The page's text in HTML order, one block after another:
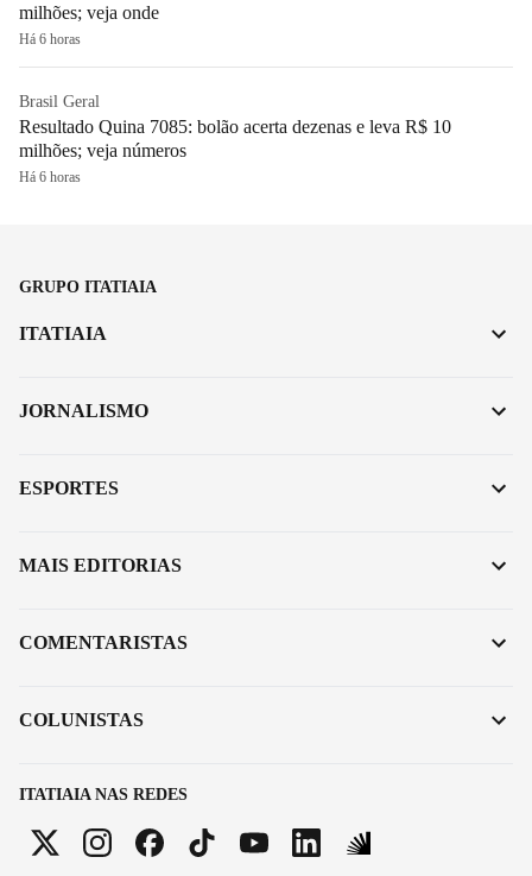
milhões; veja onde
Há 6 horas
Brasil Geral
Resultado Quina 7085: bolão acerta dezenas e leva R$ 10
milhões; veja números
Há 6 horas
GRUPO ITATIAIA
ITATIAIA NAS REDES
ITATIAIA
JORNALISMO
ESPORTES
MAIS EDITORIAS
COMENTARISTAS
COLUNISTAS